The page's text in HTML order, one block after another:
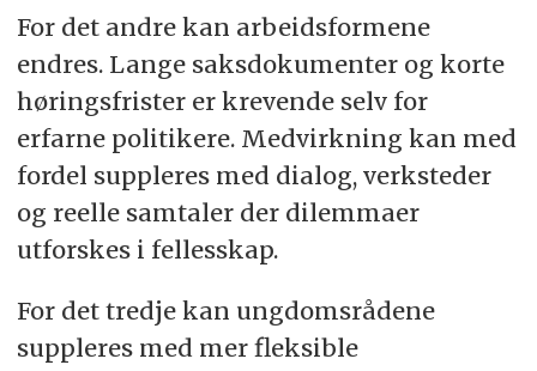
For det andre kan arbeidsformene
endres. Lange saksdokumenter og korte
høringsfrister er krevende selv for
erfarne politikere. Medvirkning kan med
fordel suppleres med dialog, verksteder
og reelle samtaler der dilemmaer
utforskes i fellesskap.
For det tredje kan ungdomsrådene
suppleres med mer fleksible